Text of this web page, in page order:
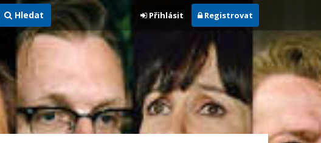
Hledat Přihlásit Registrovat